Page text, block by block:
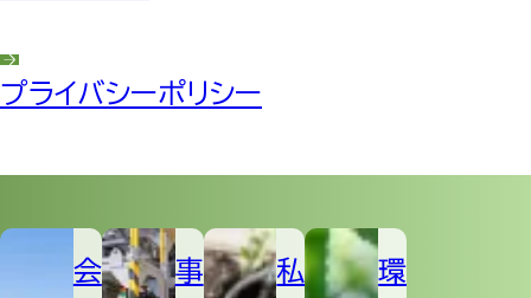
プライバシーポリシー
会
事
私
環